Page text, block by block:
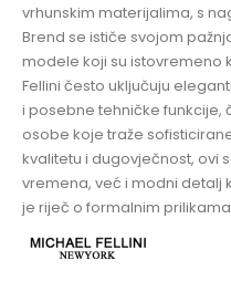
vrhunskim materijalima, s
Brend se ističe svojom
modele koji su istovremeno
Fellini često uključuju
i posebne tehničke funkcije,
osobe koje traže
kvalitetu i dugovječnost, ovi
vremena, već i modni detalj
je riječ o formalnim